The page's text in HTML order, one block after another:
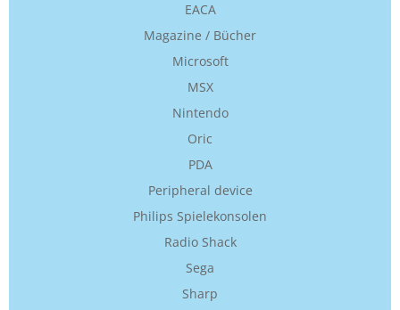
EACA
Magazine / Bücher
Microsoft
MSX
Nintendo
Oric
PDA
Peripheral device
Philips Spielekonsolen
Radio Shack
Sega
Sharp